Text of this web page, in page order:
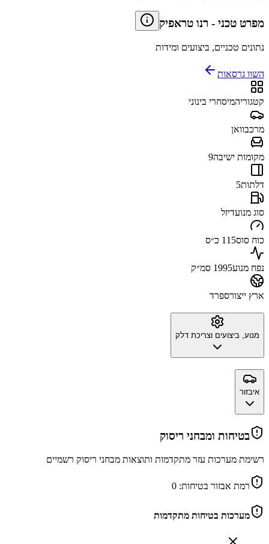
מפרט טכני - רנו טראפיק
נתונים טכניים, ביצועים ומידות
השוו גרסאות
קטגוריהמיסחרי בינוני
מרכבוואן
מקומות ישיבה9
דלתות5
סוג מנועדיזל
כוח סוס115 כ״ס
נפח מנוע1995 סמ״ק
ארץ ייצורספרד
מנוע, ביצועים וצריכת דלק
איבזור
בטיחות ומבחני ריסוק
רשימת מערכות עזר מתקדמות ותוצאות מבחני ריסוק רשמיים
רמת אבזור בטיחות: 0
מערכות בטיחות מתקדמות